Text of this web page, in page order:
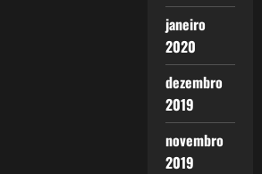
janeiro
2020
dezembro
2019
novembro
2019